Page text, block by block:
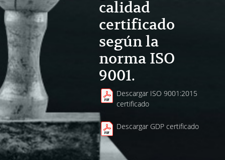
calidad
certificado
según la
norma ISO
9001.
Descargar ISO 9001:2015
certificado
Descargar GDP certificado